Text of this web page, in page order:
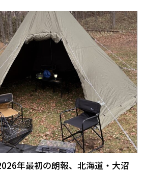
年最初の朗報、北海道・大沼